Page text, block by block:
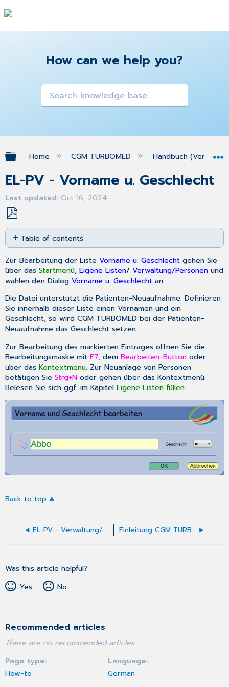
How can we help you?
Expand/collapse global hierarchy
Home CGM TURBOMED Handbuch (Version
EL-PV - Vorname u. Geschlecht
Last updated Oct 16, 2024
Save
as
PDF
Table of contents
No
headers
Zur Bearbeitung der ListeVorname u. Geschlecht gehen Sie
über dasStartmenü, Eigene Listen/ Verwaltung/Personen und
wählen den DialogVorname u. Geschlecht an.
Die Datei unterstützt die Patienten-Neuaufnahme. Definieren
Sie innerhalb dieser Liste einen Vornamen und ein
Geschlecht, so wird CGM TURBOMED bei der Patienten-
Neuaufnahme das Geschlecht setzen.
Zur Bearbeitung des markierten Eintrages öffnen Sie die
Bearbeitungsmaske mitF7, demBearbeiten-Button oder
über dasKontextmenü. Zur Neuanlage von Personen
betätigen SieStrg+N oder gehen über das Kontextmenü.
Belesen Sie sich ggf. im KapitelEigene Listen füllen.
Back to top
EL-PV - Verwaltung/Personen Einleitung CGM TURBOMED-Kurzkurs
Was this article helpful?
Yes
No
Recommended articles
There are no recommended articles.
Page type
How-to
Language
German